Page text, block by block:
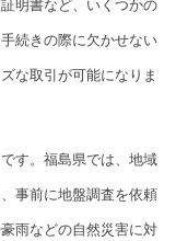
明書など、いくつかの
続きの際に欠かせない
な取引が可能になりま
す。福島県では、地域
事前に地盤調査を依頼
雨などの自然災害に対